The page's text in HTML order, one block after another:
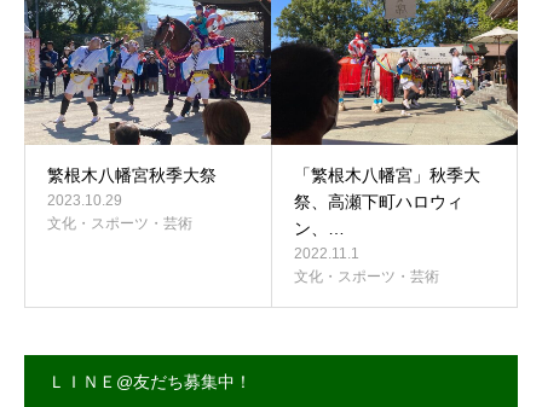
繁根木八幡宮秋季大祭
2023.10.29
文化・スポーツ・芸術
「繁根木八幡宮」秋季大
祭、高瀬下町ハロウィ
ン、…
2022.11.1
文化・スポーツ・芸術
ＬＩＮＥ@友だち募集中！